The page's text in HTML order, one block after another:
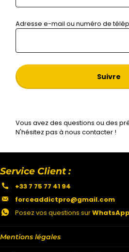
Adresse e-mail ou numéro de
Suivre
Vous avez des questions ou des
N'hésitez pas à nous contacter !
Mentions légales
Service Client :
+33 7 75 77 41 94
forceaddictpro@gmail.com
Posez vos questions surWhatsApp